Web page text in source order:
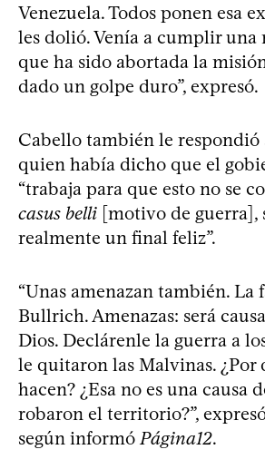
Venezuela. Todos ponen esa
les dolió. Venía a cumplir una
que ha sido abortada la
dado un golpe duro”, expresó.
Cabello también le
quien había dicho que el
“trabaja para que esto no se
casus belli [motivo de guerra],
realmente un final feliz”.
“Unas amenazan también. La
Bullrich. Amenazas: será
Dios. Declárenle la guerra a
le quitaron las Malvinas. ¿Por
hacen? ¿Esa no es una causa
robaron el territorio?”,
según informó Página12.